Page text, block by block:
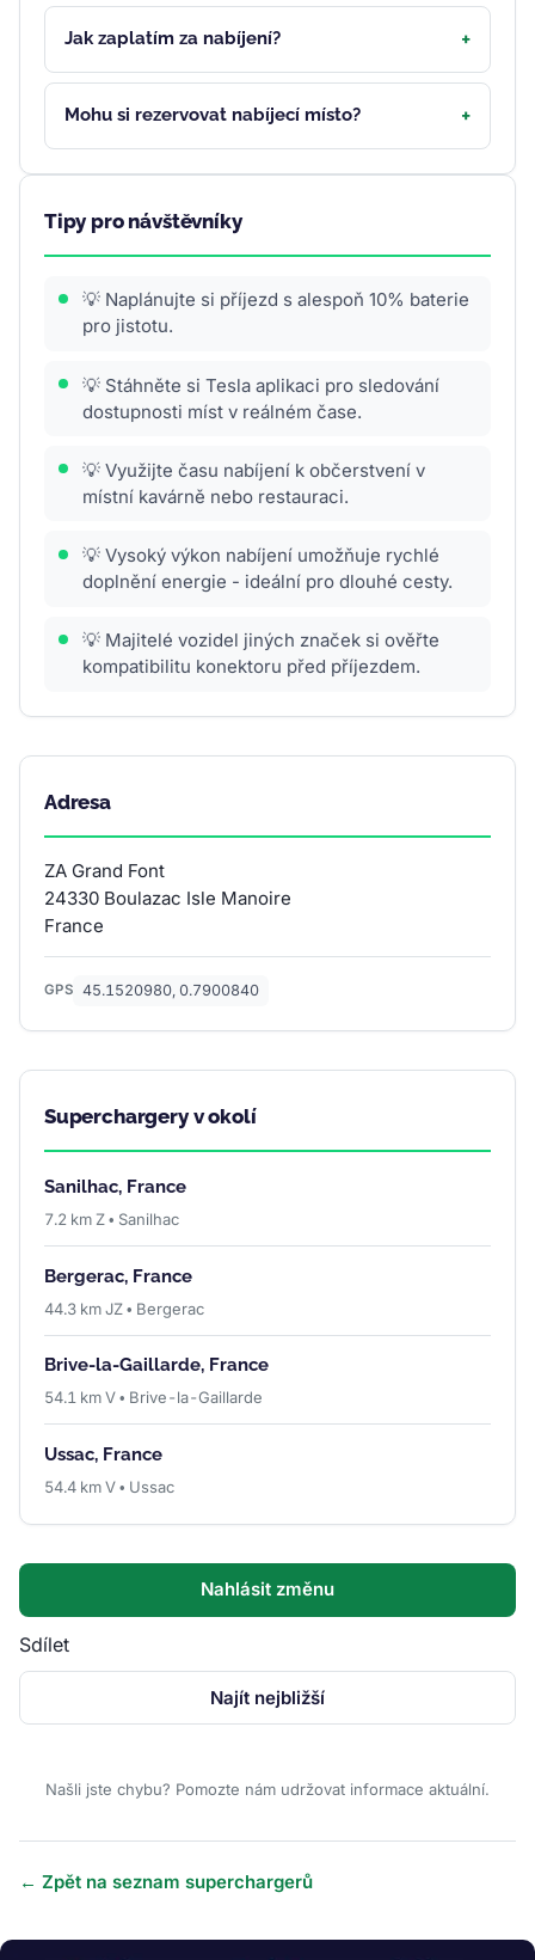
Jak zaplatím za nabíjení?
Mohu si rezervovat nabíjecí místo?
Tipy pro návštěvníky
💡 Naplánujte si příjezd s alespoň 10% baterie
pro jistotu.
💡 Stáhněte si Tesla aplikaci pro sledování
dostupnosti míst v reálném čase.
💡 Využijte času nabíjení k občerstvení v
místní kavárně nebo restauraci.
💡 Vysoký výkon nabíjení umožňuje rychlé
doplnění energie - ideální pro dlouhé cesty.
💡 Majitelé vozidel jiných značek si ověřte
kompatibilitu konektoru před příjezdem.
Adresa
ZA Grand Font
24330 Boulazac Isle Manoire
France
GPS 45.1520980, 0.7900840
Superchargery v okolí
Sanilhac, France
7.2 km Z • Sanilhac
Bergerac, France
44.3 km JZ • Bergerac
Brive-la-Gaillarde, France
54.1 km V • Brive-la-Gaillarde
Ussac, France
54.4 km V • Ussac
Nahlásit změnu
Sdílet
Najít nejbližší
Našli jste chybu? Pomozte nám udržovat informace aktuální.
← Zpět na seznam superchargerů
Obrázek